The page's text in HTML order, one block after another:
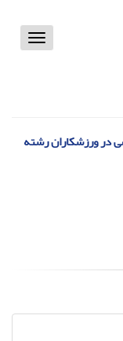
Toggle
در ورزشکاران رشته